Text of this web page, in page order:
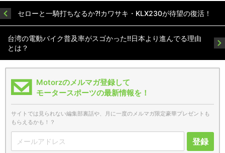
セローと一騎打ちなるか?!カワサキ・KLX230が待望の復活！
台湾の電動バイク普及率がスゴかった!!日本より進んでる理由
とは？
Motorzのメルマガ登録して
モータースポーツの最新情報を！
サイトでは見られない編集部裏話や、月に一度のメルマガ限定豪華プレゼントも
もらえるかも！？
登録